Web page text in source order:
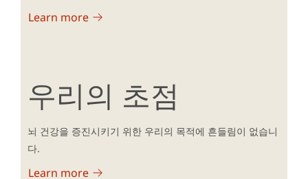
Learn more
우리의 초점
뇌 건강을 증진시키기 위한 우리의 목적에 흔들림이 없습니
다.
Learn more